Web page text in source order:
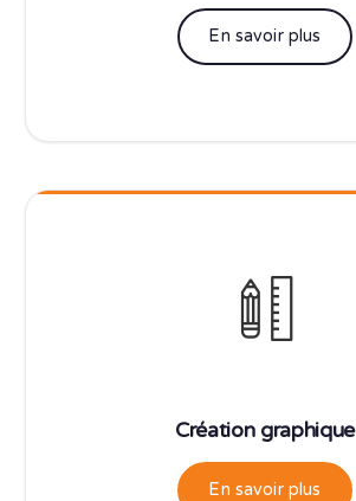
En savoir plus
Création graphique
En savoir plus